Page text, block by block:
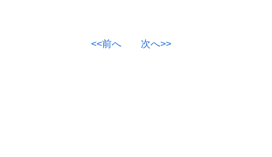
<<前へ 次へ>>